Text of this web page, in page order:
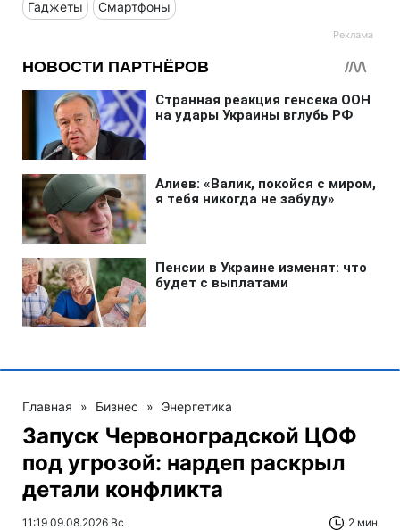
Гаджеты Смартфоны
Главная » Бизнес » Энергетика
Запуск Червоноградской ЦОФ
под угрозой: нардеп раскрыл
детали конфликта
11:19 09.08.2026 Вс 2 мин